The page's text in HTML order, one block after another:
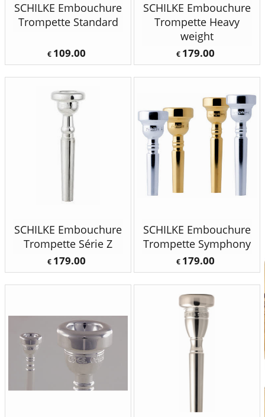
SCHILKE Embouchure
Trompette Standard
€ 109.00
SCHILKE Embouchure
Trompette Heavy
weight
€ 179.00
SCHILKE Embouchure
Trompette Série Z
€ 179.00
SCHILKE Embouchure
Trompette Symphony
€ 179.00